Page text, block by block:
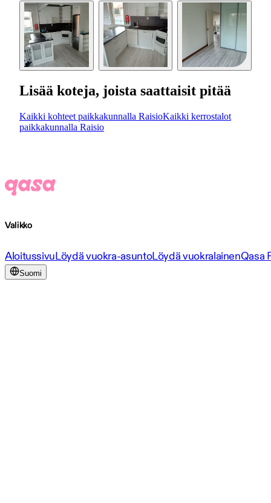
Lisää koteja, joista saattaisit pitää
Kaikki kohteet paikkakunnalla RaisioKaikki kerrostalot
paikkakunnalla Raisio
Valikko
AloitussivuLöydä vuokra-asuntoLöydä vuokralainenQasa
Suomi